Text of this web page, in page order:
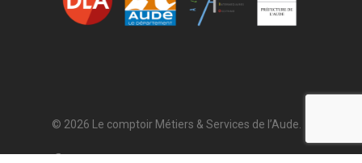
© 2026 Le comptoir Métiers & Services de l’Aude.